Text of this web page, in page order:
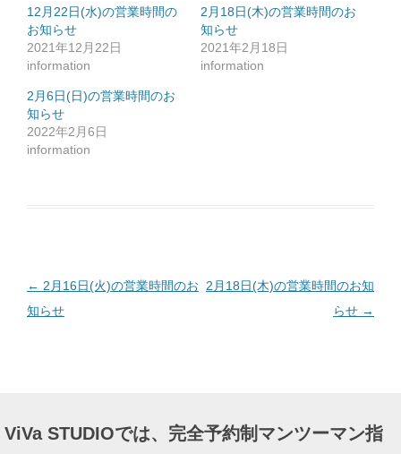
共
有
す
る
に
は
ク
ッ
ク
し
て
く
だ
さ
で
開
ま
す
12月22日(水)の営業時間の
お知らせ
2021年12月22日
information
2月18日(木)の営業時間のお
知らせ
2021年2月18日
information
2月6日(日)の営業時間のお
知らせ
2022年2月6日
information
投
稿
シ
← 2月16日(火)の営業時間のお
知らせ
2月18日(木)の営業時間のお知
らせ →
ViVa STUDIOでは、完全予約制マンツーマン指